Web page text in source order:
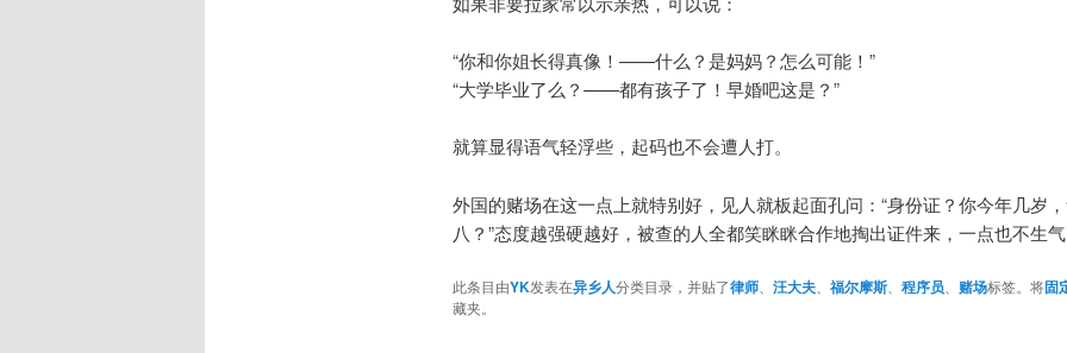
“你和你姐长得真像！——什么？是妈妈？怎么可能！”
“大学毕业了么？——都有孩子了！早婚吧这是？”
就算显得语气轻浮些，起码也不会遭人打。
外国的赌场在这一点上就特别好，见人就板起面孔问：“身份证？你今年几岁
八？”态度越强硬越好，被查的人全都笑眯眯合作地掏出证件来，一点也不生
此条目由YK发表在异乡人分类目录，并贴了律师、 汪大夫、 福尔摩斯、 程序员 赌场标签。将固
藏夹。